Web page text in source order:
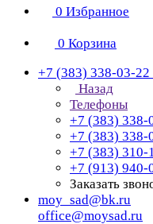
0 Избранное
0 Корзина
+7 (383) 338-03-22
Назад
Телефоны
+7 (383) 338-
+7 (383) 338-
+7 (383) 310-
+7 (913) 940-
Заказать
moy_sad@bk.ru
office@moysad.ru